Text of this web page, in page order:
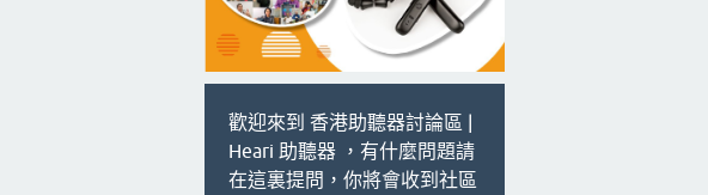
歡迎來到 香港助聽器討論區 |
Heari 助聽器 ，有什麼問題請
在這裏提問，你將會收到社區